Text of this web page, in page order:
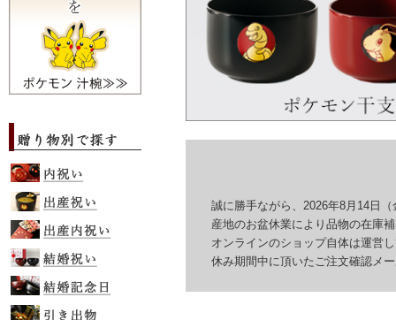
誠に勝手ながら、2026年8月14日（
産地のお盆休業により品物の在庫補
オンラインのショップ自体は運営し
休み期間中に頂いたご注文確認メー